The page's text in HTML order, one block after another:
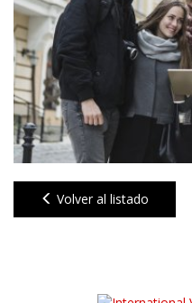
Volver al listado